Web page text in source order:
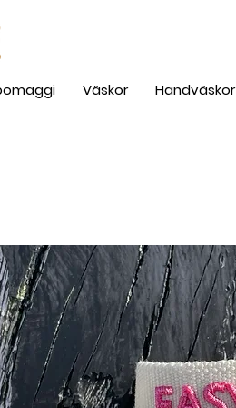
Väskor Handväskor